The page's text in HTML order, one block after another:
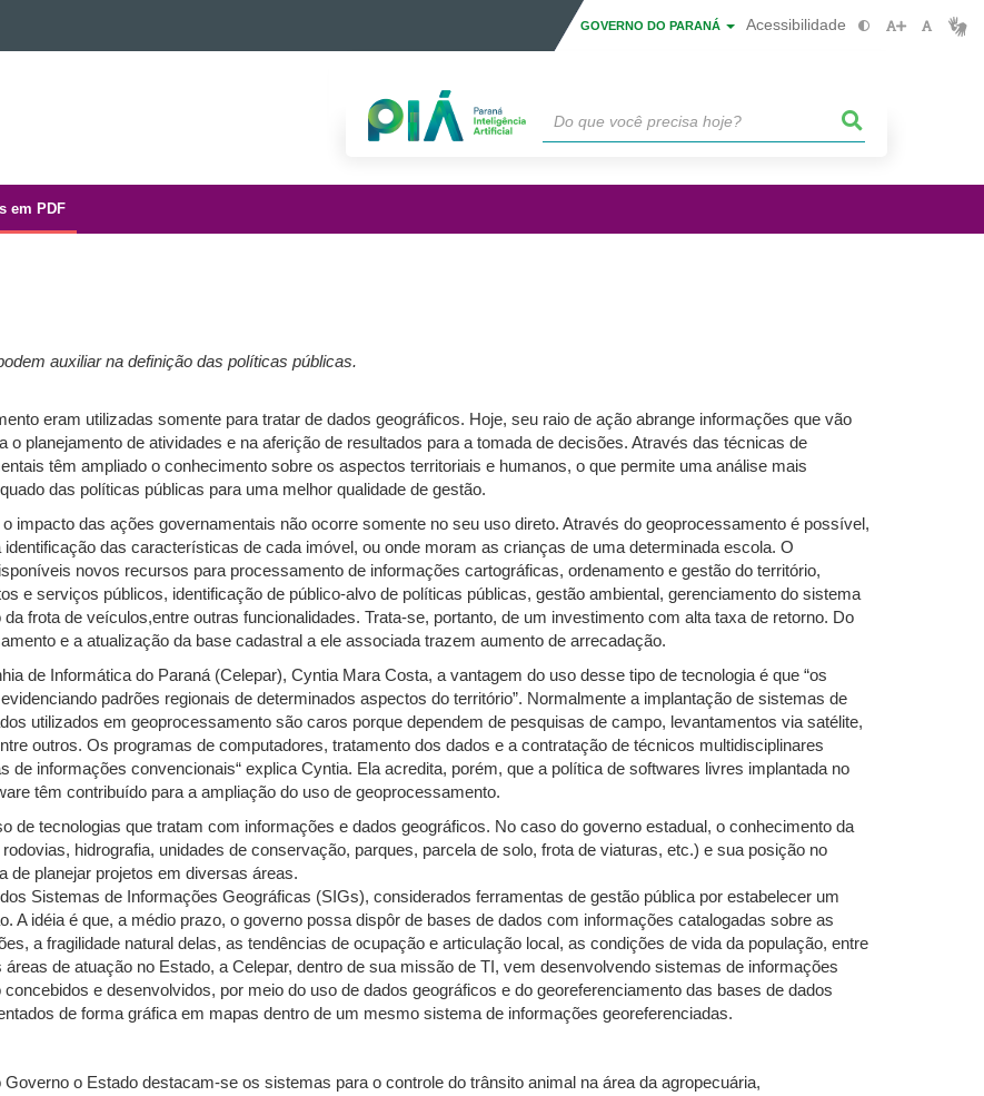
GOVERNO DO PARANÁ Acessibilidade
em PDF
auxiliar na definição das políticas públicas.
eram utilizadas somente para tratar de dados geográficos. Hoje, seu raio de ação abrange informações que vão
planejamento de atividades e na aferição de resultados para a tomada de decisões. Através das técnicas de
têm ampliado o conhecimento sobre os aspectos territoriais e humanos, o que permite uma análise mais
das políticas públicas para uma melhor qualidade de gestão.
impacto das ações governamentais não ocorre somente no seu uso direto. Através do geoprocessamento é possível,
das características de cada imóvel, ou onde moram as crianças de uma determinada escola. O
novos recursos para processamento de informações cartográficas, ordenamento e gestão do território,
e serviços públicos, identificação de público-alvo de políticas públicas, gestão ambiental, gerenciamento do sistema
frota de veículos,entre outras funcionalidades. Trata-se, portanto, de um investimento com alta taxa de retorno. Do
e a atualização da base cadastral a ele associada trazem aumento de arrecadação.
de Informática do Paraná (Celepar), Cyntia Mara Costa, a vantagem do uso desse tipo de tecnologia é que “os
padrões regionais de determinados aspectos do território”. Normalmente a implantação de sistemas de
utilizados em geoprocessamento são caros porque dependem de pesquisas de campo, levantamentos via satélite,
outros. Os programas de computadores, tratamento dos dados e a contratação de técnicos multidisciplinares
informações convencionais“ explica Cyntia. Ela acredita, porém, que a política de softwares livres implantada no
têm contribuído para a ampliação do uso de geoprocessamento.
de tecnologias que tratam com informações e dados geográficos. No caso do governo estadual, o conhecimento da
hidrografia, unidades de conservação, parques, parcela de solo, frota de viaturas, etc.) e sua posição no
de planejar projetos em diversas áreas.
Sistemas de Informações Geográficas (SIGs), considerados ferramentas de gestão pública por estabelecer um
A idéia é que, a médio prazo, o governo possa dispôr de bases de dados com informações catalogadas sobre as
a fragilidade natural delas, as tendências de ocupação e articulação local, as condições de vida da população, entre
de atuação no Estado, a Celepar, dentro de sua missão de TI, vem desenvolvendo sistemas de informações
e desenvolvidos, por meio do uso de dados geográficos e do georeferenciamento das bases de dados
de forma gráfica em mapas dentro de um mesmo sistema de informações georeferenciadas.
o Estado destacam-se os sistemas para o controle do trânsito animal na área da agropecuária,